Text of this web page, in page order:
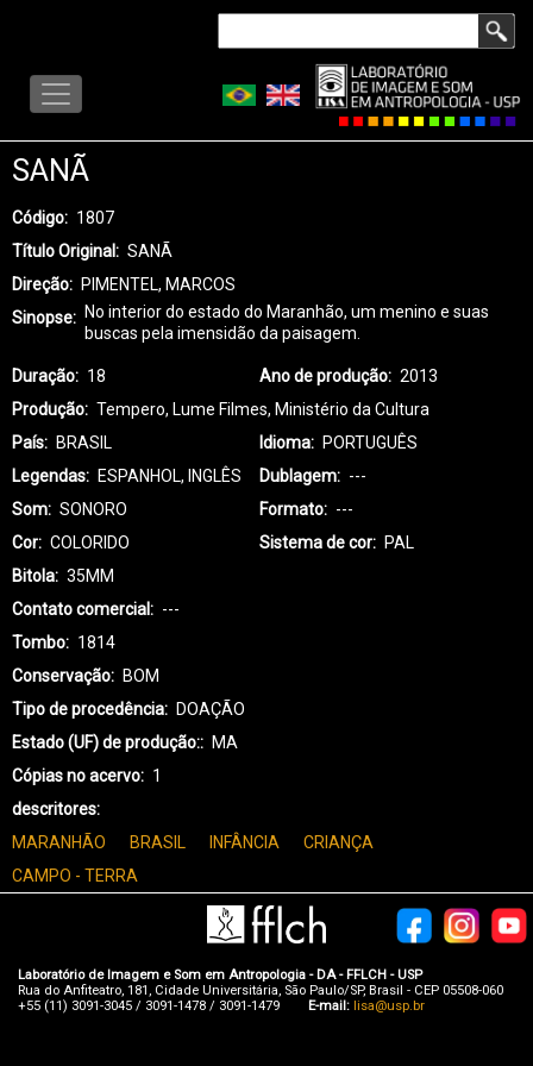
conteúdo
LISA
MENU
SANÃ
Código
1807
Título Original
SANÃ
Direção
PIMENTEL, MARCOS
Sinopse
No interior do estado do Maranhão, um menino e suas
buscas pela imensidão da paisagem.
Duração 18 Ano de produção
2013
Produção
Tempero, Lume Filmes, Ministério da Cultura
País
BRASIL Idioma
PORTUGUÊS
Legendas
ESPANHOL, INGLÊS Dublagem
---
Som
SONORO Formato
---
Cor
COLORIDO Sistema de cor
PAL
Bitola
35MM
Contato comercial
---
Tombo
1814
Conservação
BOM
Tipo de procedência
DOAÇÃO
Estado (UF) de produção:
MA
Cópias no acervo
1
descritores
MARANHÃO
BRASIL INFÂNCIA
CRIANÇA
CAMPO - TERRA
Laboratório de Imagem e Som em Antropologia - DA - FFLCH - USP
Rua do Anfiteatro, 181, Cidade Universitária, São Paulo/SP, Brasil - CEP 05508-060
+55 (11) 3091-3045 / 3091-1478 / 3091-1479 E-mail: lisa@usp.br